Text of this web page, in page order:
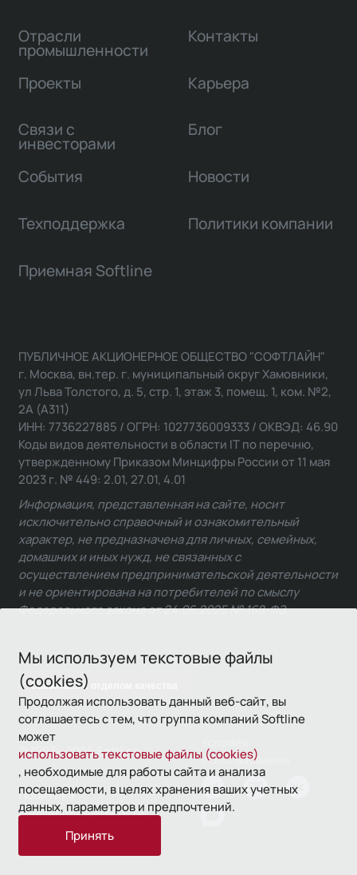
Мы используем текстовые файлы
(cookies)
Продолжая использовать данный веб-сайт, вы
соглашаетесь с тем, что группа компаний Softline
может
использовать текстовые файлы (cookies)
, необходимые для работы сайта и анализа
посещаемости, в целях хранения ваших учетных
данных, параметров и предпочтений.
Принять
Отрасли
промышленности
Проекты
Связи с
инвесторами
Контакты
Карьера
Блог
События Новости
Техподдержка Политики компании
Приемная Softline
Связаться с отделом качества
ПУБЛИЧНОЕ АКЦИОНЕРНОЕ ОБЩЕСТВО "СОФТЛАЙН"
г. Москва, вн.тер. г. муниципальный округ Хамовники,
ул Льва Толстого, д. 5, стр. 1, этаж 3, помещ. 1, ком. №2,
2А (А311)
ИНН: 7736227885 / ОГРН: 1027736009333 / ОКВЭД: 46.90
Коды видов деятельности в области IT по перечню,
утвержденному Приказом Минцифры России от 11 мая
2023 г. № 449: 2.01, 27.01, 4.01
Информация, представленная на сайте, носит
исключительно справочный и ознакомительный
характер, не предназначена для личных, семейных,
домашних и иных нужд, не связанных с
осуществлением предпринимательской деятельности
и не ориентирована на потребителей по смыслу
Федерального закона от 24.06.2025 № 168-ФЗ.
© 1993—2026 Softline
использования
Политика
конфиденциальности